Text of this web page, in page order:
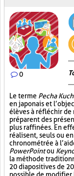
0
Le terme Pecha
en japonais et
élèves à réfléchir de
préparent des
plus raffinées. En
réalisent, seuls ou
chronométrée à
PowerPointou
la méthode
20 diapositives de